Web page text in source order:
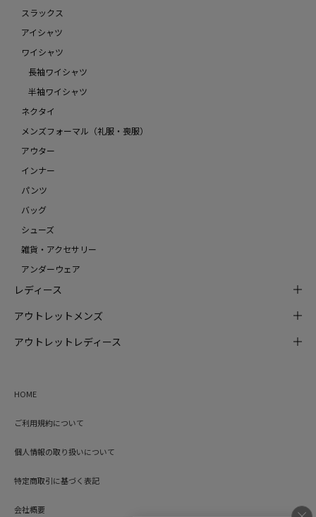
スラックス
アイシャツ
ワイシャツ
長袖ワイシャツ
半袖ワイシャツ
ネクタイ
メンズフォーマル（礼服・喪服）
アウター
インナー
パンツ
バッグ
シューズ
雑貨・アクセサリー
アンダーウェア
レディース
アウトレットメンズ
アウトレットレディース
HOME
ご利用規約について
個人情報の取り扱いについて
特定商取引に基づく表記
会社概要